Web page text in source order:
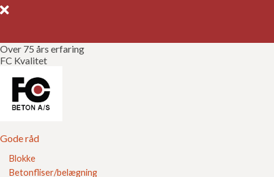
Over 75 års erfaring
FC Kvalitet
Gode råd
Blokke
Betonfliser/belægning
Gode råd
Gør det selv
Kvalitetssikring
Brochurer